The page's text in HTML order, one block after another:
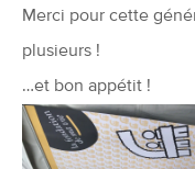
Merci pour cette
plusieurs !
…et bon appétit !